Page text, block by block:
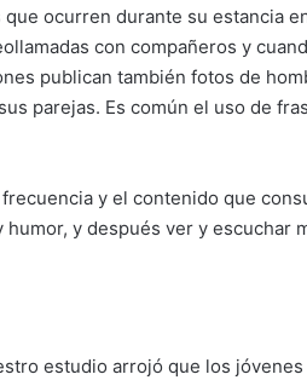
ocurren durante su estancia
con compañeros y
publican también fotos de
parejas. Es común el uso de
y el contenido que
y después ver y escuchar
estudio arrojó que los jóvenes